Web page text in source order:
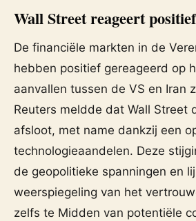
Wall Street reageert positief
De financiële markten in de
hebben positief gereageerd op
aanvallen tussen de VS en Iran
Reuters meldde dat Wall Street
afsloot, met name dankzij een
technologieaandelen. Deze
de geopolitieke spanningen en
weerspiegeling van het
zelfs te Midden van potentiële